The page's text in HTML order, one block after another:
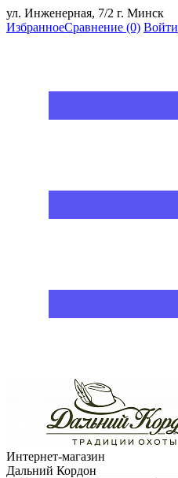
ул. Инженерная, 7/2 г. Минск
ИзбранноеСравнение (0) Войти
Интернет-магазин
Дальний Кордон